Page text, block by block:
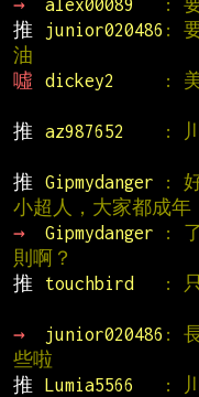
→ alex00089 : 要
推
junior020486 :
油
噓
dickey2
:
推
az987652
:
推
Gipmydanger
:
小超人，大家都成年
→
Gipmydanger
:
則啊？
推
touchbird
:
→
junior020486 :
些啦
推
Lumia5566
: